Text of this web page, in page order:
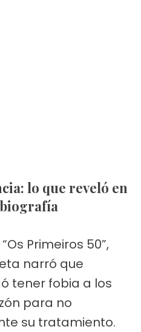
Primeiros 50”,
narró que
tener fobia a los
para no
su tratamiento.